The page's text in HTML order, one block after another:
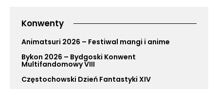
Konwenty
Animatsuri 2026 – Festiwal mangi i anime
Bykon 2026 – Bydgoski Konwent
Multifandomowy VIII
Częstochowski Dzień Fantastyki XIV